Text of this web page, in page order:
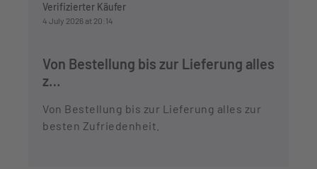
Verifizierter Käufer
4 July 2026 at 20:14
Von Bestellung bis zur Lieferung alles
z…
Von Bestellung bis zur Lieferung alles zur
besten Zufriedenheit.